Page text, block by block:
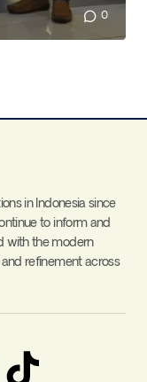
0
in Indonesia since
to inform and
with the modern
refinement across